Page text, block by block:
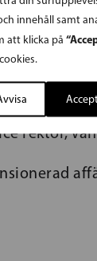
innehåll samt
att klicka på
och
rektor,